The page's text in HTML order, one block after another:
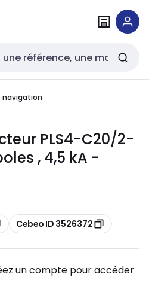
navigation
PLS4-C20/2-
, 4,5 kA -
Copier
Cebeo ID 3526372
un compte pour accéder